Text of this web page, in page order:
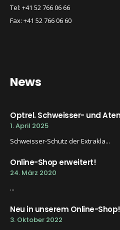
Tel: +41 52 766 06 66
Fax: +41 52 766 06 60
News
Optrel. Schweisser- und
1. April 2025
Schweisser-Schutz der Extrakla...
Online-Shop erweitert!
24. März 2020
...
Neu in unserem Online-Shop!
3. Oktober 2022